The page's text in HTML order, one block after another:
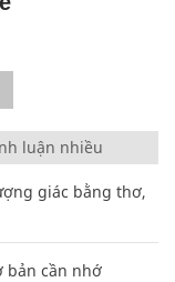
luận nhiều
giác bằng thơ,
bản cần nhớ